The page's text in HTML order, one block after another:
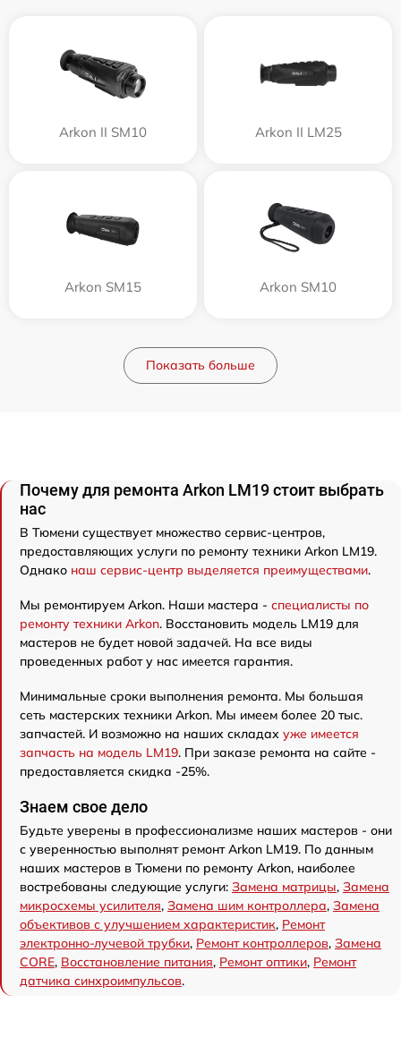
Arkon II SM10 Arkon II LM25
Arkon SM15 Arkon SM10
Показать больше
Почему для ремонта Arkon LM19 стоит выбрать
нас
В Тюмени существует множество сервис-центров,
предоставляющих услуги по ремонту техники Arkon LM19.
Однако наш сервис-центр выделяется преимуществами.
Мы ремонтируем Arkon. Наши мастера - специалисты по
ремонту техники Arkon. Восстановить модель LM19 для
мастеров не будет новой задачей. На все виды
проведенных работ у нас имеется гарантия.
Минимальные сроки выполнения ремонта. Мы большая
сеть мастерских техники Arkon. Мы имеем более 20 тыс.
запчастей. И возможно на наших складах уже имеется
запчасть на модель LM19. При заказе ремонта на сайте -
предоставляется скидка -25%.
Знаем свое дело
Будьте уверены в профессионализме наших мастеров - они
с уверенностью выполнят ремонт Arkon LM19. По данным
наших мастеров в Тюмени по ремонту Arkon, наиболее
востребованы следующие услуги: Замена матрицы, Замена
микросхемы усилителя, Замена шим контроллера, Замена
объективов с улучшением характеристик, Ремонт
электронно-лучевой трубки, Ремонт контроллеров, Замена
CORE, Восстановление питания, Ремонт оптики, Ремонт
датчика синхроимпульсов.